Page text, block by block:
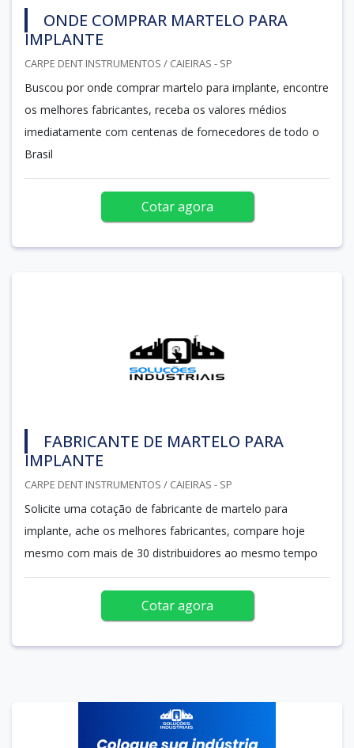
ONDE COMPRAR MARTELO PARA
IMPLANTE
CARPE DENT INSTRUMENTOS / CAIEIRAS - SP
Buscou por onde comprar martelo para implante, encontre
os melhores fabricantes, receba os valores médios
imediatamente com centenas de fornecedores de todo o
Brasil
Cotar agora
FABRICANTE DE MARTELO PARA
IMPLANTE
CARPE DENT INSTRUMENTOS / CAIEIRAS - SP
Solicite uma cotação de fabricante de martelo para
implante, ache os melhores fabricantes, compare hoje
mesmo com mais de 30 distribuidores ao mesmo tempo
Cotar agora